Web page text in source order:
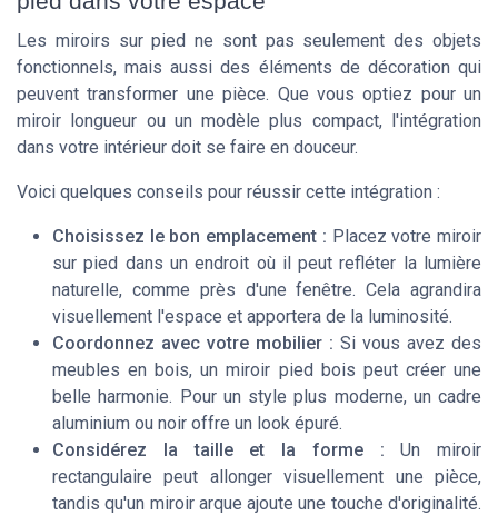
Les miroirs sur pied ne sont pas seulement des objets
fonctionnels, mais aussi des éléments de décoration qui
peuvent transformer une pièce. Que vous optiez pour un
miroir longueur ou un modèle plus compact, l'intégration
dans votre intérieur doit se faire en douceur.
Voici quelques conseils pour réussir cette intégration :
Choisissez le bon emplacement : Placez votre miroir
sur pied dans un endroit où il peut refléter la lumière
naturelle, comme près d'une fenêtre. Cela agrandira
visuellement l'espace et apportera de la luminosité.
Coordonnez avec votre mobilier : Si vous avez des
meubles en bois, un miroir pied bois peut créer une
belle harmonie. Pour un style plus moderne, un cadre
aluminium ou noir offre un look épuré.
Considérez la taille et la forme : Un miroir
rectangulaire peut allonger visuellement une pièce,
tandis qu'un miroir arque ajoute une touche d'originalité.